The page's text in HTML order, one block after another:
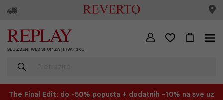
SLUŽBENI WEB SHOP ZA HRVATSKU
The Final Edit: do -50% popusta + dodatnih -10% na sve uz